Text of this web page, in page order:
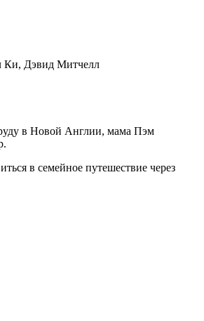
Ки, Дэвид Митчелл
в Новой Англии, мама Пэм
в семейное путешествие через